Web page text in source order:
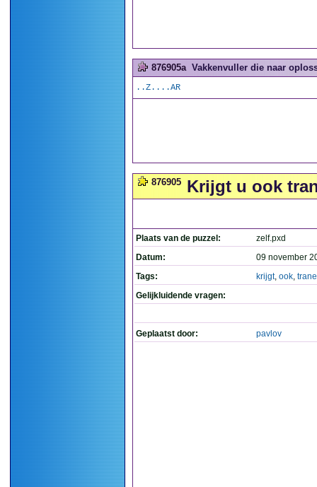
876905a Vakkenvuller die naar
..Z....AR
876905 Krijgt u ook
Plaats van de puzzel:
zelf.pxd
Datum:
09 november
Tags:
krijgt, ook,
Gelijkluidende vragen:
Geplaatst door: pavlov